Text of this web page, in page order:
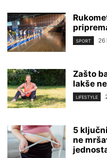
SPORT 26
Zašto
lakše
LIFESTYLE
5
ne